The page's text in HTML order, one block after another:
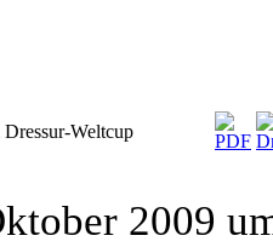
Weltcup
2009